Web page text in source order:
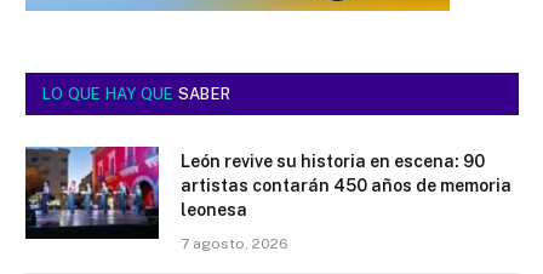
LO QUE HAY QUE SABER
León revive su historia en escena: 90
artistas contarán 450 años de memoria
leonesa
7 agosto, 2026